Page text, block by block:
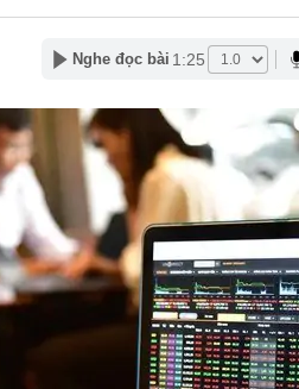
"quán quân" sử dụng điện từ năng lượng
con riêng của nhân tình: Dương Đại Long
lao đao đổ nợ, mất quyền kiểm soát
và cửa sau thông thẳng với nhau?
nổi về dán nhãn 'lương y' để tiêu thụ
Lộc làm giám đốc: "Tôi nói thẳng"
được 1,78 triệu chiếc ở Hàn Quốc: Món
đang nói ra điều mà ngành miễn
bằng chiêu huy động tiền cho vay đáo hạn
phong thủy xấu
Nghe đọc bài 1:25